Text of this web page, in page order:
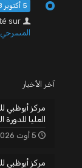
5 أكتوبر 2018
sur
آخر الأخبار
مركز أبوظبي
العليا
5 أوت 2026
مركز أبوظبي